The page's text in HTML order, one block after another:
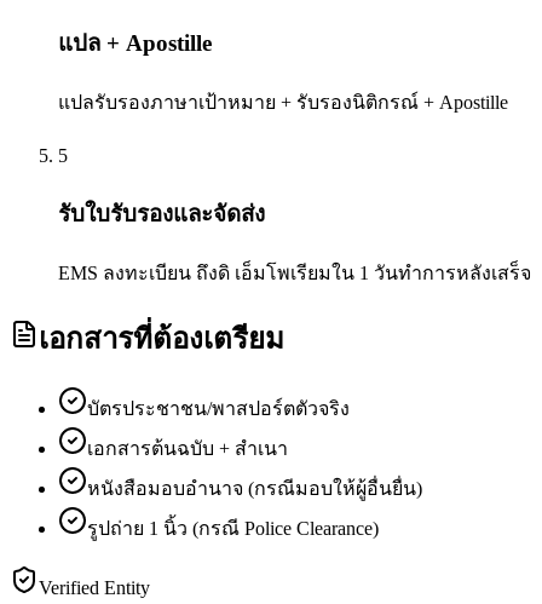
แปล + Apostille
แปลรับรองภาษาเป้าหมาย + รับรองนิติกรณ์ + Apostille
5
รับใบรับรองและจัดส่ง
EMS ลงทะเบียน ถึงดิ เอ็มโพเรียมใน 1 วันทำการหลังเสร็จ
เอกสารที่ต้องเตรียม
บัตรประชาชน/พาสปอร์ตตัวจริง
เอกสารต้นฉบับ + สำเนา
หนังสือมอบอำนาจ (กรณีมอบให้ผู้อื่นยื่น)
รูปถ่าย 1 นิ้ว (กรณี Police Clearance)
Verified Entity